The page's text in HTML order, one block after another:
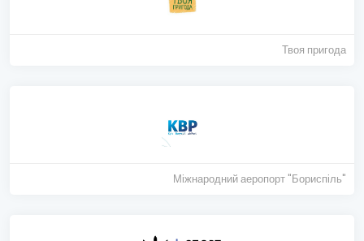
Твоя пригода
Міжнародний аеропорт "Бориспіль"